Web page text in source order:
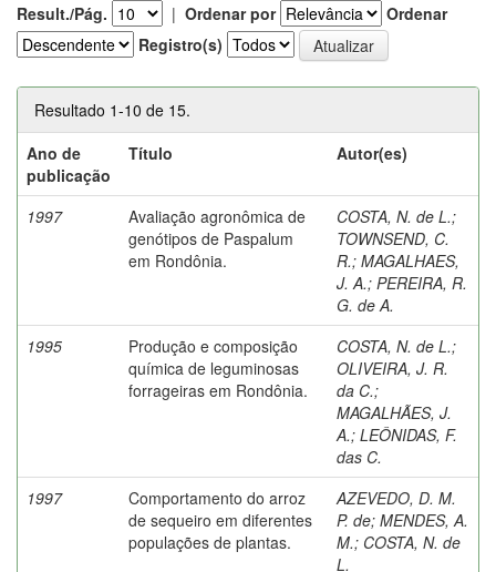
Result./Pág. | Ordenar por
Ordenar
Registro(s)
Resultado 1-10 de 15.
Ano de
publicação
Título Autor(es)
1997
Avaliação agronômica de
genótipos de Paspalum
em Rondônia.
COSTA, N. de L.;
TOWNSEND, C.
R.; MAGALHAES,
J. A.; PEREIRA, R.
G. de A.
1995
Produção e composição
química de leguminosas
forrageiras em Rondônia.
COSTA, N. de L.;
OLIVEIRA, J. R.
da C.;
MAGALHÃES, J.
A.; LEÔNIDAS, F.
das C.
1997
Comportamento do arroz
de sequeiro em diferentes
populações de plantas.
AZEVEDO, D. M.
P. de; MENDES, A.
M.; COSTA, N. de
L.